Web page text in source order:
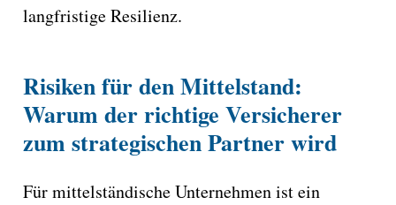
langfristige Resilienz.
Risiken für den Mittelstand:
Warum der richtige Versicherer
zum strategischen Partner wird
Für mittelständische Unternehmen ist ein